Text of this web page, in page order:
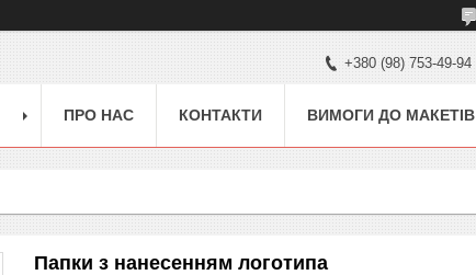
+380 (98) 753-49-94
ПРО НАС КОНТАКТИ ВИМОГИ ДО МАКЕТІВ
Папки з нанесенням логотипа